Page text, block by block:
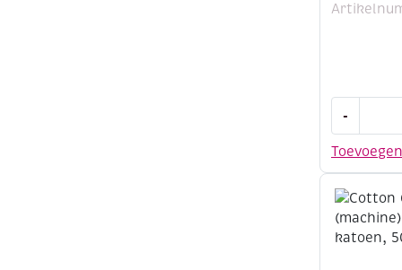
Toevoegen
-
katoen,
500
meter,
beige